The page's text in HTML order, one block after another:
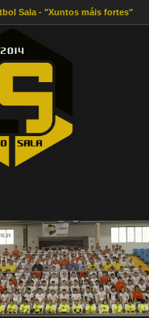
Sala - "Xuntos máis fortes"